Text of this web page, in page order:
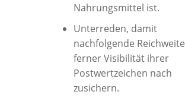
Nahrungsmittel ist.
Unterreden, damit
nachfolgende Reichweite
ferner Visibilität ihrer
Postwertzeichen nach
zusichern.